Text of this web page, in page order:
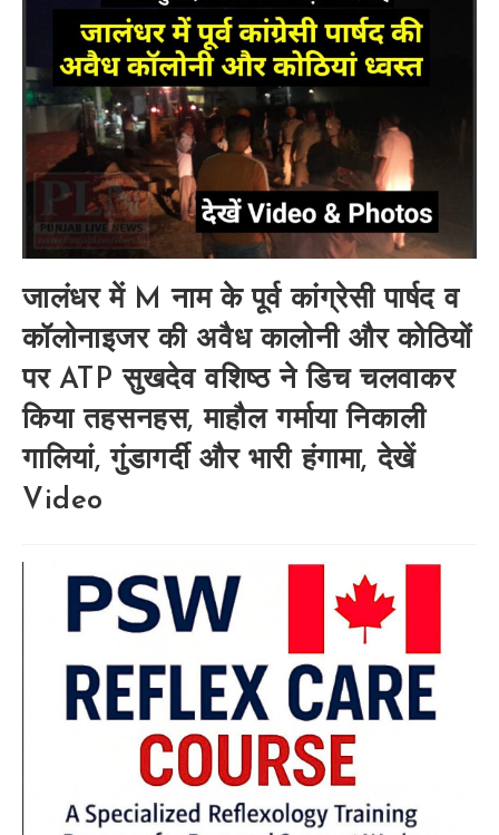
जालंधर में M नाम के पूर्व कांग्रेसी पार्षद व
कॉलोनाइजर की अवैध कालोनी और कोठियों
पर ATP सुखदेव वशिष्ठ ने डिच चलवाकर
किया तहसनहस, माहौल गर्माया निकाली
गालियां, गुंडागर्दी और भारी हंगामा, देखें
Video